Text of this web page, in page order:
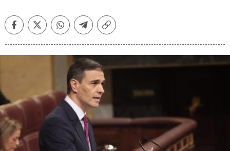
FacebookTwitterWhatsappTelegramCopiar